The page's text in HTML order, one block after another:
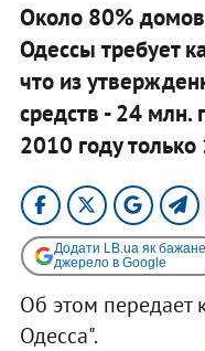
Около 80%
Одессы требует
что из
средств - 24 млн.
2010 году только
Додати LB.ua як бажане
джерело в Google
Об этом
Одесса".